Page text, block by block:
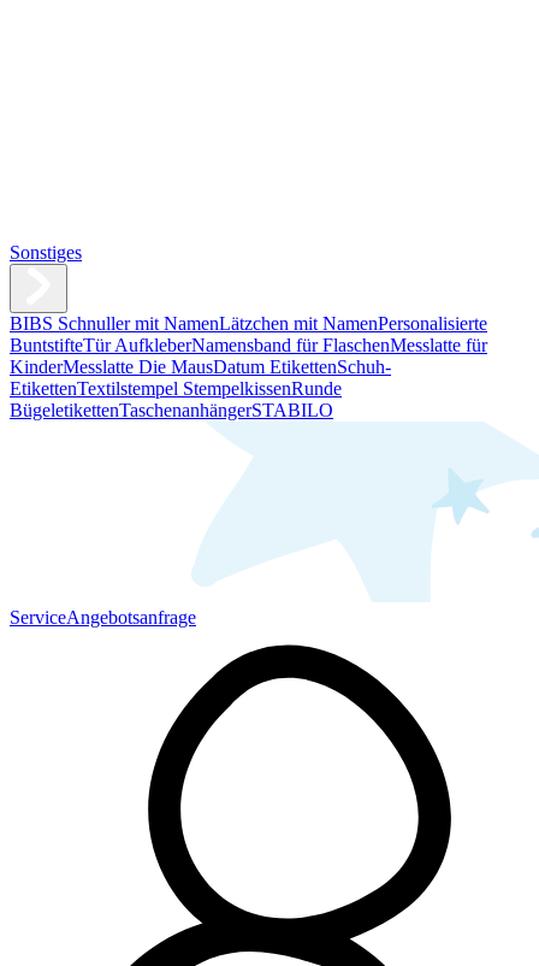
Sonstiges
BIBS Schnuller mit NamenLätzchen mit NamenPersonalisierte
BuntstifteTür AufkleberNamensband für FlaschenMesslatte für
KinderMesslatte Die MausDatum EtikettenSchuh-
EtikettenTextilstempel StempelkissenRunde
BügeletikettenTaschenanhängerSTABILO
ServiceAngebotsanfrage